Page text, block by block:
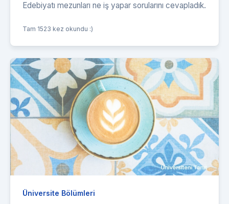
Edebiyatı mezunları ne iş yapar sorularını cevapladık.
Tam 1523 kez okundu :)
Üniversite Bölümleri